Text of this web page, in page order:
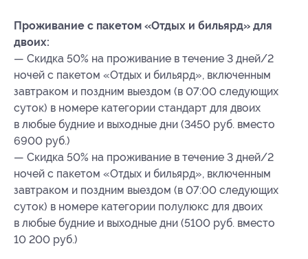
Проживание с пакетом «Отдых и бильярд» для
двоих:
— Скидка 50% на проживание в течение 3 дней/2
ночей с пакетом «Отдых и бильярд», включенным
завтраком и поздним выездом (в 07:00 следующих
суток) в номере категории стандарт для двоих
в любые будние и выходные дни (3450 руб. вместо
6900 руб.)
— Скидка 50% на проживание в течение 3 дней/2
ночей с пакетом «Отдых и бильярд», включенным
завтраком и поздним выездом (в 07:00 следующих
суток) в номере категории полулюкс для двоих
в любые будние и выходные дни (5100 руб. вместо
10 200 руб.)